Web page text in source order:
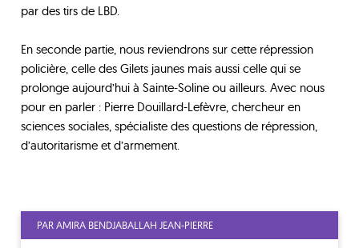
par des tirs de LBD.
En seconde partie, nous reviendrons sur cette répression
policière, celle des Gilets jaunes mais aussi celle qui se
prolonge aujourd’hui à Sainte-Soline ou ailleurs. Avec nous
pour en parler : Pierre Douillard-Lefèvre, chercheur en
sciences sociales, spécialiste des questions de répression,
d’autoritarisme et d’armement.
PAR AMIRA BENDJABALLAH JEAN-PIERRE